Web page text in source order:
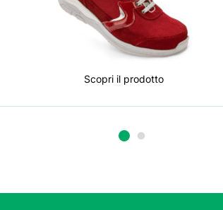
Scopri il prodotto